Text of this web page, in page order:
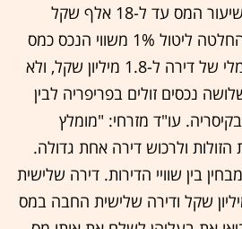
לפי הצעת החוק, יוגבל שיעור המס עד ל-18 אלף שקל
בשנה לדירה. כלומר, ההחלטה ליטול 1% משווי הנכס כמס
מגבילה את שווי המקסימלי של דירה ל-1.8 מיליון שקל, ולא
נכסים זולים בפריפריה לבין
עו"ד מזרחי: "מומלץ
ולרכוש דירה אחת גדולה.
בין שוויי הדירות. דירה שלישית
במס ושוויה 20 מיליון שקל ודירה שלישית החבה במס